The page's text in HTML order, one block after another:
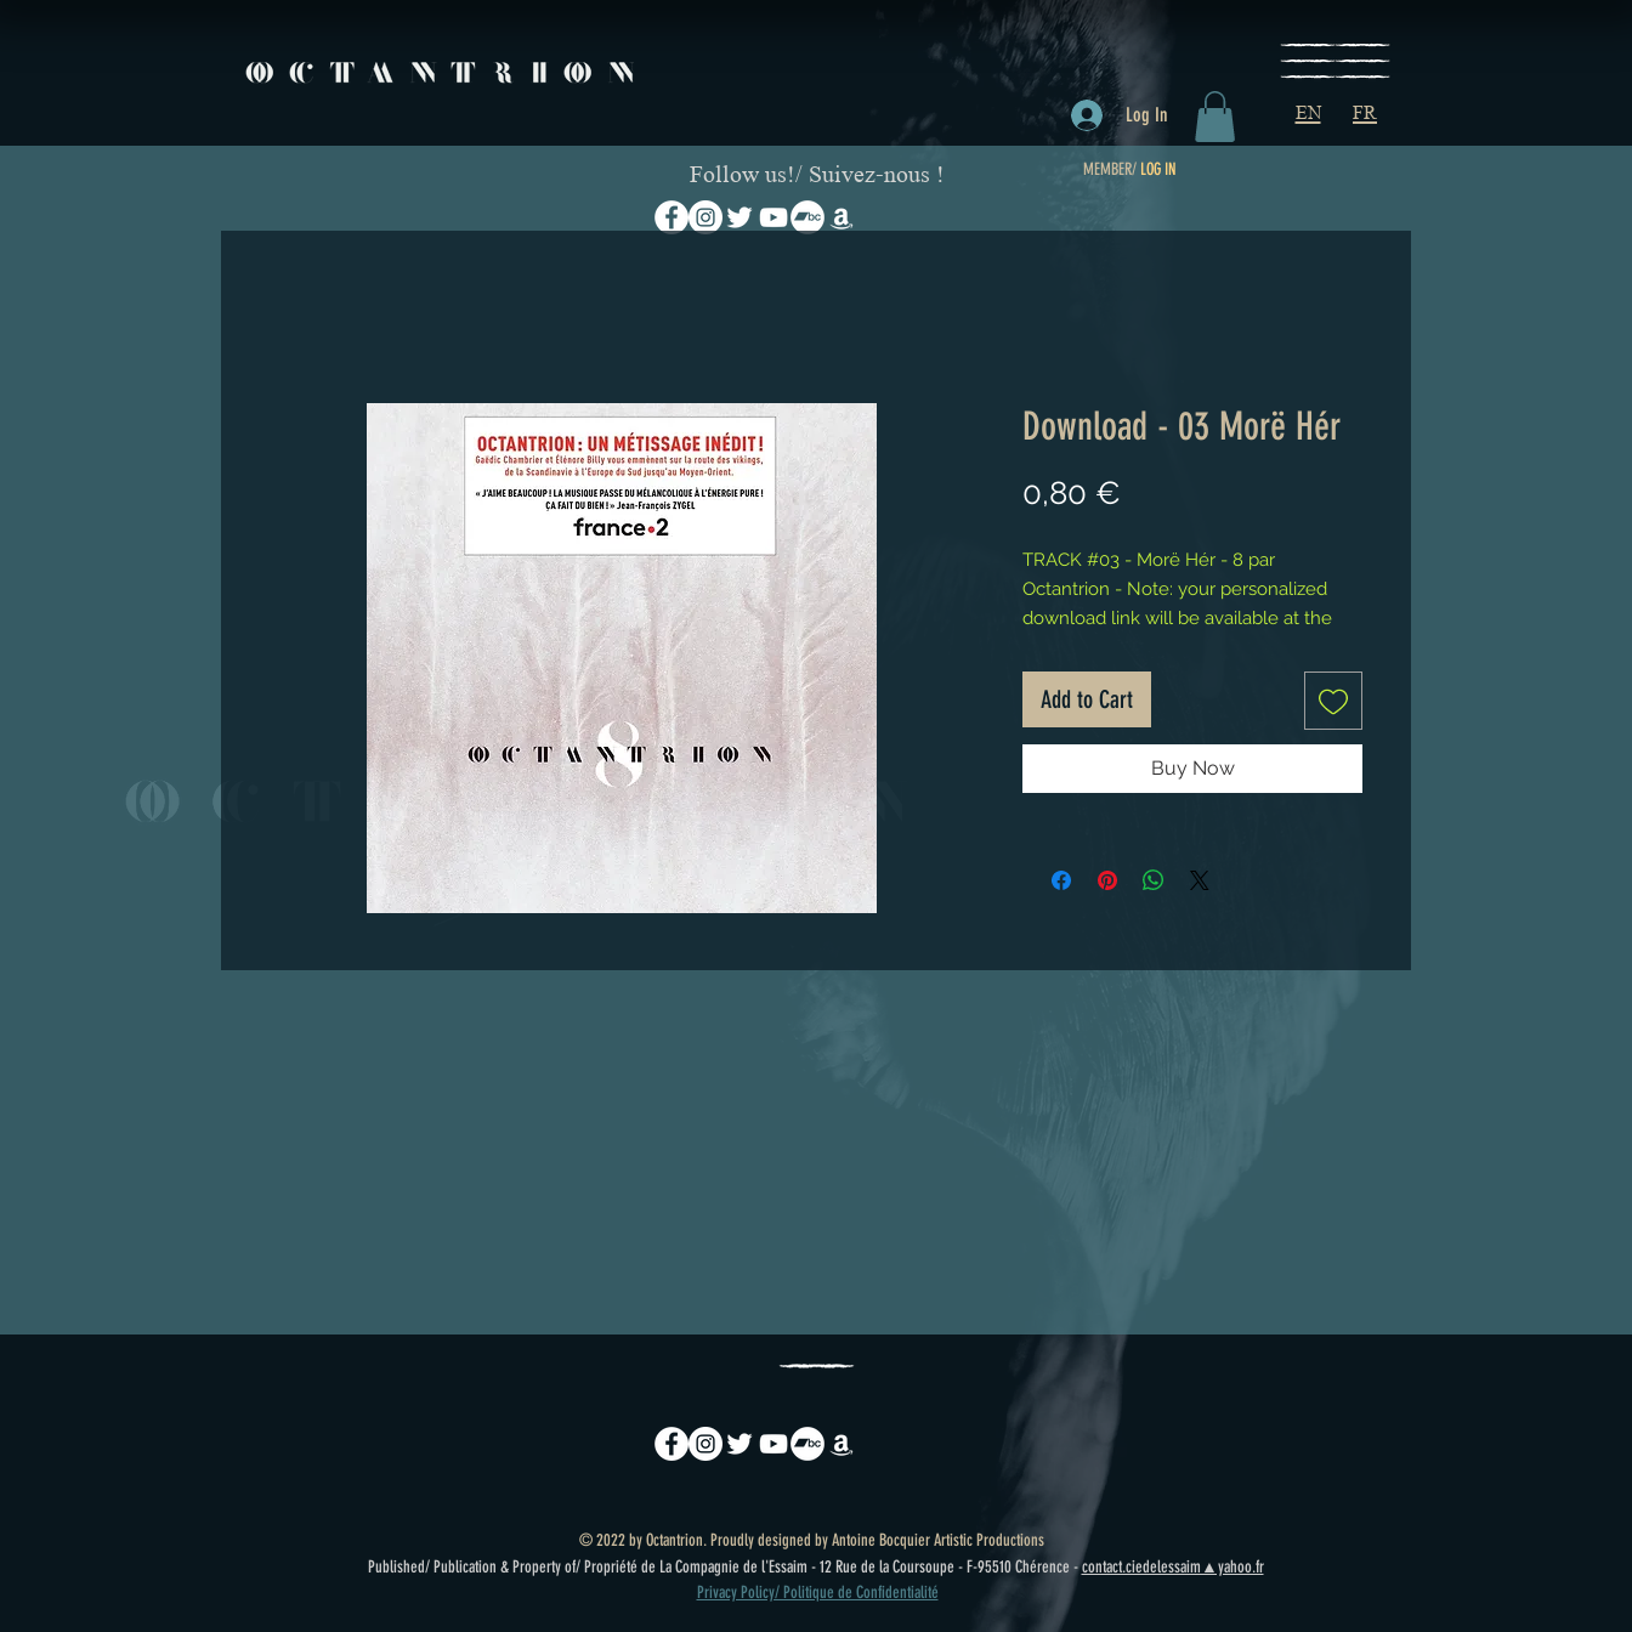
Log In EN FR
Follow us!/ Suivez-nous ! MEMBER/ LOG IN
Download - 03 Morë Hér
0,80 €
TRACK #03 - Morë Hér - 8 par
Octantrion - Note: your personalized
download link will be available at the
Add to Cart
Buy Now
© 2022 by Octantrion. Proudly designed by Antoine Bocquier Artistic Productions
Published/ Publication & Property of/ Propriété de La Compagnie de l'Essaim - 12 Rue de la Coursoupe - F-95510 Chérence -contact.ciedelessaim▲yahoo.fr
Privacy Policy/ Politique de Confidentialité